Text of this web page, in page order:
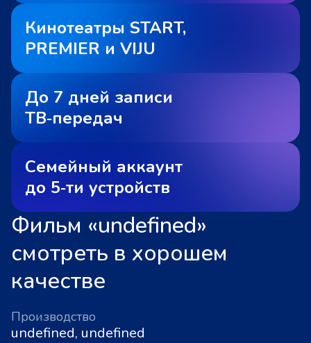
Кинотеатры START,
PREMIER и VIJU
До 7 дней записи
ТВ‑передач
Семейный аккаунт
до 5‑ти устройств
Фильм «undefined»
смотреть в хорошем
качестве
Производство
undefined, undefined